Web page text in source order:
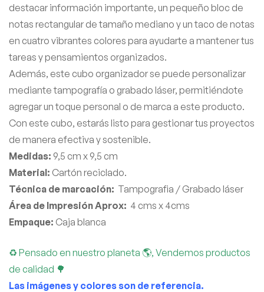
destacar información importante, un pequeño bloc de
notas rectangular de tamaño mediano y un taco de notas
en cuatro vibrantes colores para ayudarte a mantener tus
tareas y pensamientos organizados.
Además, este cubo organizador se puede personalizar
mediante tampografía o grabado láser, permitiéndote
agregar un toque personal o de marca a este producto.
Con este cubo, estarás listo para gestionar tus proyectos
de manera efectiva y sostenible.
Medidas: 9,5 cm x 9,5 cm
Material: Cartón reciclado.
Técnica de marcación: Tampografia / Grabado láser
Área de Impresión Aprox: 4 cms x 4cms
Empaque: Caja blanca
♻ Pensado en nuestro planeta 🌎, Vendemos productos
de calidad 🌳
Las imágenes y colores son de referencia.